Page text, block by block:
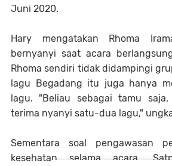
Juni 2020.
Hary mengatakan Rhoma
bernyanyi saat acara
Rhoma sendiri tidak didampingi
lagu Begadang itu juga hanya
lagu. "Beliau sebagai tamu
terima nyanyi satu-dua lagu,"
Sementara soal pengawasan
kesehatan selama acara,